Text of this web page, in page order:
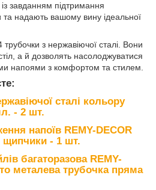
завданням підтримання
надають вашому вину ідеальної
трубочки з нержавіючої сталі. Вони
а й дозволять насолоджуватися
напоями з комфортом та стилем.
сталі кольору
- 2 шт.
напоїв REMY-DECOR
щипчики - 1 шт.
багаторазова REMY-
металева трубочка пряма